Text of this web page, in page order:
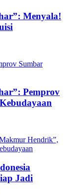
Menyala!
Pemprov
Jadi